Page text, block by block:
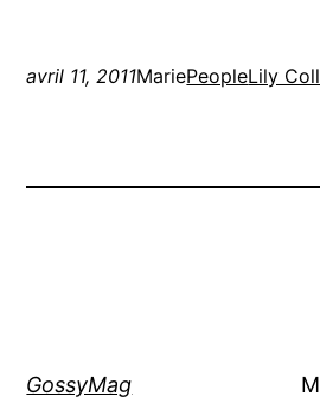
avril 11, 2011MariePeopleLily
GossyMag